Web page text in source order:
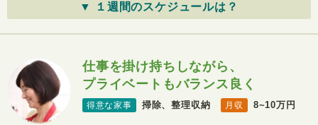
▼ １週間のスケジュールは？
仕事を掛け持ちしながら、
プライベートもバランス良く
得意な家事 掃除、整理収納 月収 8~10万円